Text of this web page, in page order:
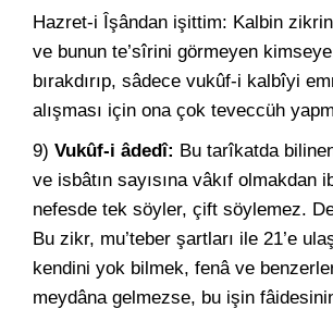
Hazret-i Îşândan işittim: Kalbin
ve bunun te’sîrini görmeyen
bırakdırıp, sâdece vukûf-i kalbîyi
alışması için ona çok teveccüh
9) Vukûf-i âdedî: Bu tarîkatda
ve isbâtın sayısına vâkıf olmakdan
nefesde tek söyler, çift söylemez.
Bu zikr, mu’teber şartları ile 21’e
kendini yok bilmek, fenâ ve
meydâna gelmezse, bu işin fâidesinin